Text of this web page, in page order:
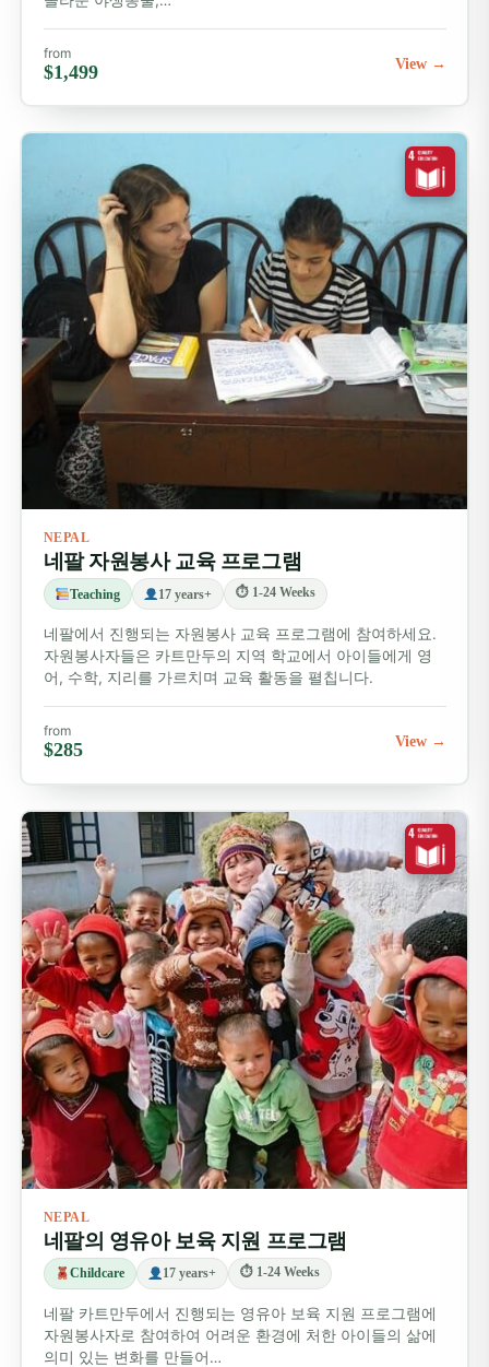
from
$1,499 View →
NEPAL
네팔 자원봉사 교육 프로그램
Teaching 17 years+ ⏱ 1-24 Weeks
네팔에서 진행되는 자원봉사 교육 프로그램에 참여하세요.
자원봉사자들은 카트만두의 지역 학교에서 아이들에게 영
어, 수학, 지리를 가르치며 교육 활동을 펼칩니다.
from
$285 View →
NEPAL
네팔의 영유아 보육 지원 프로그램
Childcare 17 years+ ⏱ 1-24 Weeks
네팔 카트만두에서 진행되는 영유아 보육 지원 프로그램에
자원봉사자로 참여하여 어려운 환경에 처한 아이들의 삶에
의미 있는 변화를 만들어…